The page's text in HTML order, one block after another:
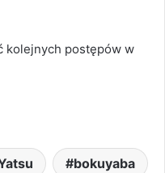
kolejnych postępów w
bokuyaba